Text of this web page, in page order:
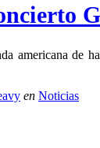
americana de
en Noticias